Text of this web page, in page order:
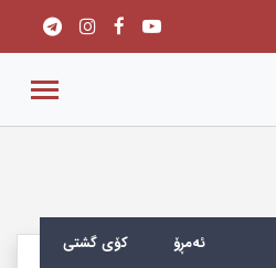
ئەمڕۆ کۆی گشتی